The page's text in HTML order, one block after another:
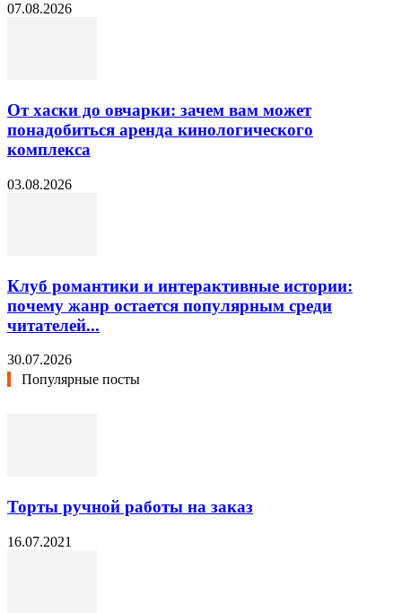
07.08.2026
От хаски до овчарки: зачем вам может
понадобиться аренда кинологического
комплекса
03.08.2026
Клуб романтики и интерактивные истории:
почему жанр остается популярным среди
читателей...
30.07.2026
Популярные посты
Торты ручной работы на заказ
16.07.2021